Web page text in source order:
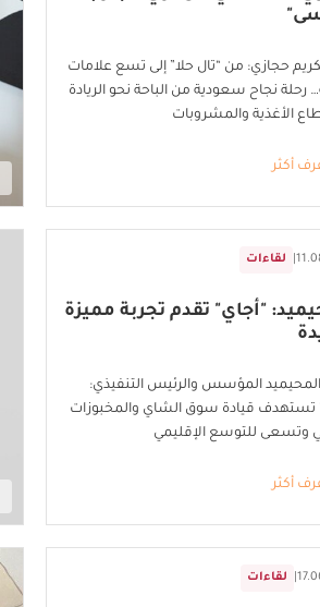
حجازي: من “تال حلا” إلى تسع علامات
رحلة نجاح سعودية من الباحة نحو الريادة
الأغذية والمشروبات
أكثر
لقاءات
"أجاي" تقدم تجربة مميزة
المحيميد المؤسس والرئيس التنفيذي:
تستهدف قيادة سوق الشاي والمخبوزات
وتسعى للتوسع الإقليمي
أكثر
لقاءات